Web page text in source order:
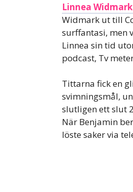
Linnea
Widmark ut till
surffantasi, men
Linnea sin tid
podcast, Tv
Tittarna fick en
svimningsmål,
slutligen ett slut
När Benjamin
löste saker via